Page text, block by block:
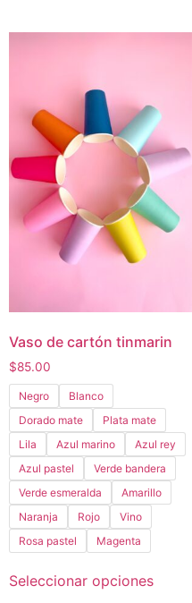
Vaso de cartón tinmarin
$85.00
Negro
Blanco
Dorado mate
Plata mate
Lila
Azul marino
Azul rey
Azul pastel
Verde bandera
Verde esmeralda
Amarillo
Naranja
Rojo
Vino
Rosa pastel
Magenta
Seleccionar opciones